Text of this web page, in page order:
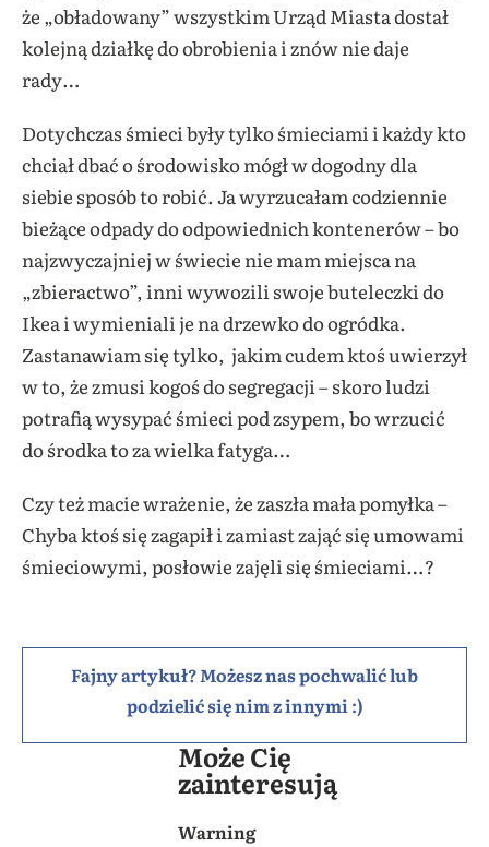
że „obładowany” wszystkim Urząd Miasta dostał
kolejną działkę do obrobienia i znów nie daje
rady…
Dotychczas śmieci były tylko śmieciami i każdy kto
chciał dbać o środowisko mógł w dogodny dla
siebie sposób to robić. Ja wyrzucałam codziennie
bieżące odpady do odpowiednich kontenerów – bo
najzwyczajniej w świecie nie mam miejsca na
„zbieractwo”, inni wywozili swoje buteleczki do
Ikea i wymieniali je na drzewko do ogródka.
Zastanawiam się tylko, jakim cudem ktoś uwierzył
w to, że zmusi kogoś do segregacji – skoro ludzi
potrafią wysypać śmieci pod zsypem, bo wrzucić
do środka to za wielka fatyga…
Czy też macie wrażenie, że zaszła mała pomyłka –
Chyba ktoś się zagapił i zamiast zająć się umowami
śmieciowymi, posłowie zajęli się śmieciami…?
Fajny artykuł? Możesz nas pochwalić lub
podzielić się nim z innymi :)
Może Cię
zainteresują
Warning